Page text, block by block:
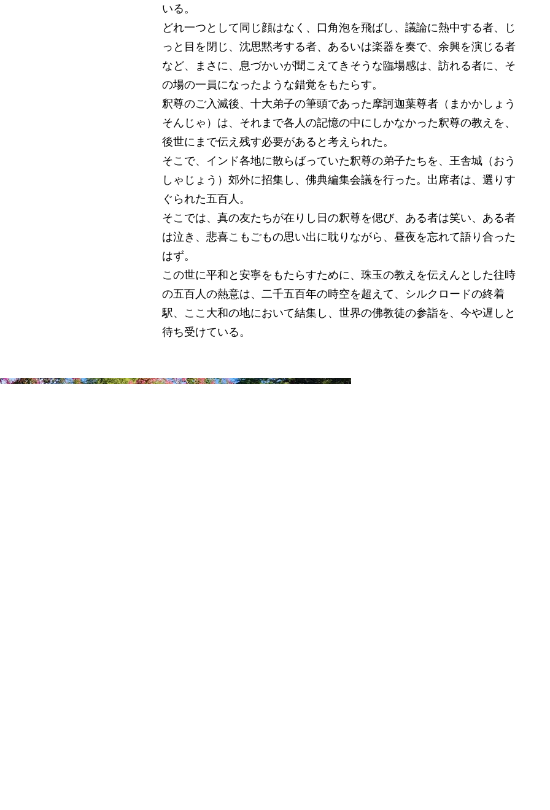
いる。
どれ一つとして同じ顔はなく、口角泡を飛ばし、議論に熱中する者、じ
っと目を閉じ、沈思黙考する者、あるいは楽器を奏で、余興を演じる者
など、まさに、息づかいが聞こえてきそうな臨場感は、訪れる者に、そ
の場の一員になったような錯覚をもたらす。
釈尊のご入滅後、十大弟子の筆頭であった摩訶迦葉尊者（まかかしょう
そんじゃ）は、それまで各人の記憶の中にしかなかった釈尊の教えを、
後世にまで伝え残す必要があると考えられた。
そこで、インド各地に散らばっていた釈尊の弟子たちを、王舎城（おう
しゃじょう）郊外に招集し、佛典編集会議を行った。出席者は、選りす
ぐられた五百人。
そこでは、真の友たちが在りし日の釈尊を偲び、ある者は笑い、ある者
は泣き、悲喜こもごもの思い出に耽りながら、昼夜を忘れて語り合った
はず。
この世に平和と安寧をもたらすために、珠玉の教えを伝えんとした往時
の五百人の熱意は、二千五百年の時空を超えて、シルクロードの終着
駅、ここ大和の地において結集し、世界の佛教徒の参詣を、今や遅しと
待ち受けている。